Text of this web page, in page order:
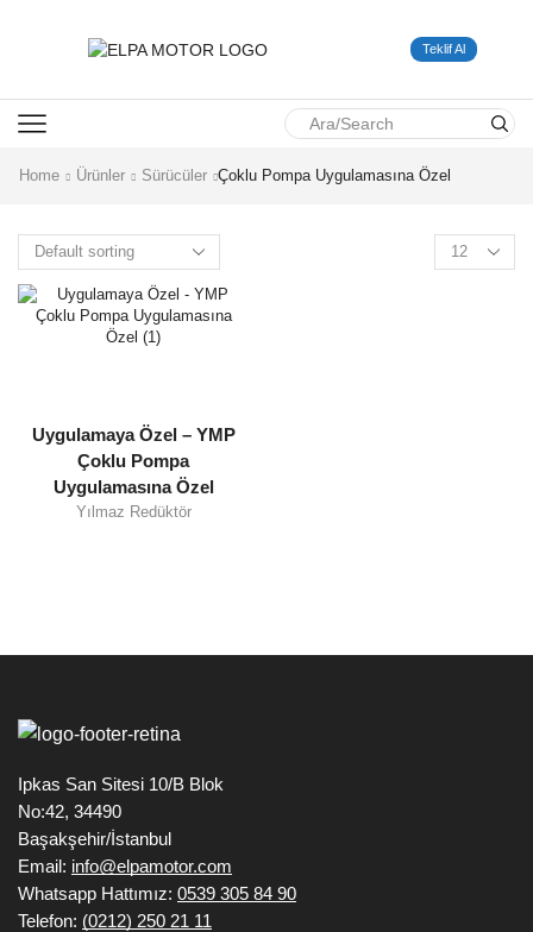
Teklif Al
SEARCH
Home Ürünler Sürücüler Çoklu Pompa Uygulamasına Özel
Uygulamaya Özel – YMP
Çoklu Pompa
Uygulamasına Özel
Yılmaz Redüktör
Ipkas San Sitesi 10/B Blok
No:42, 34490
Başakşehir/İstanbul
Email: info@elpamotor.com
Whatsapp Hattımız: 0539 305 84 90
Telefon: (0212) 250 21 11